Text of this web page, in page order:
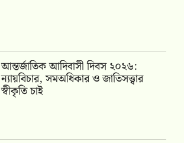
আন্তর্জাতিক আদিবাসী দিবস ২০২৬:
ন্যায়বিচার, সমঅধিকার ও জাতিসত্ত্বার
স্বীকৃতি চাই